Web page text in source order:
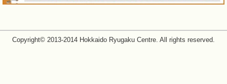
Copyright© 2013-2014 Hokkaido Ryugaku Centre. All rights reserved.